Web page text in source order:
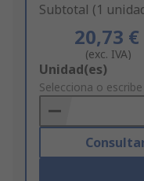
Subtotal (1
20,73 €
(exc. IVA)
Add
to
Basket
Unidad(es)
Selecciona o